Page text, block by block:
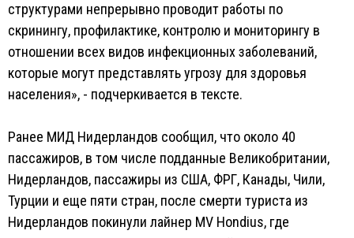
структурами непрерывно проводит работы по
скринингу, профилактике, контролю и мониторингу в
отношении всех видов инфекционных заболеваний,
которые могут представлять угрозу для здоровья
населения», - подчеркивается в тексте.
Ранее МИД Нидерландов сообщил, что около 40
пассажиров, в том числе подданные Великобритании,
Нидерландов, пассажиры из США, ФРГ, Канады, Чили,
Турции и еще пяти стран, после смерти туриста из
Нидерландов покинули лайнер MV Hondius, где